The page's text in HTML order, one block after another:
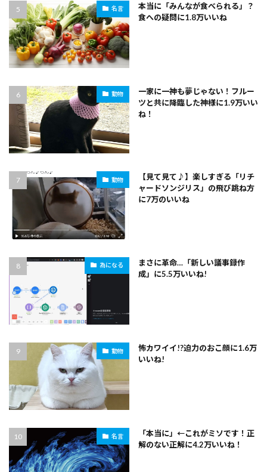
名言
本当に「みんなが食べられる」？
食への疑問に1.8万いいね
動物
一家に一神も夢じゃない！フルー
ツと共に降臨した神様に1.9万いい
ね！
動物
【見て見て♪】楽しすぎる「リチ
ャードソンジリス」の飛び跳ね方
に7万のいいね
為になる
まさに革命…「新しい議事録作
成」に5.5万いいね!
動物
怖カワイイ!?迫力のおこ顔に1.6万
いいね!
名言
「本当に」←これがミソです！正
解のない正解に4.2万いいね！